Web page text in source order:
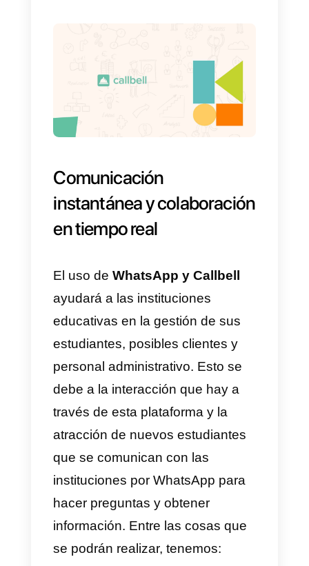
la interacción del publico
instituciones educativas
Existen múltiples estrategias
WhatsApp. En la siguiente lista
compartimos algunas buenas
teniendo en cuenta la integración
de Callbell con WhatsApp para
mejorar la comunicación en
instituciones educativas con
WhatsApp.
1) Crear grupos temáticos:
Utiliza la función de bandejas en
WhatsApp junto con Callbell
para crear bandejas de
temáticos según asignaturas,